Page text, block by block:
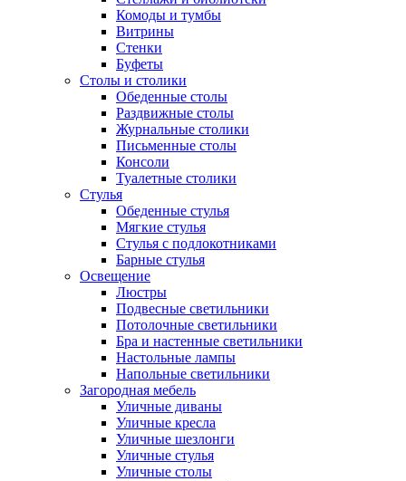
Комоды и тумбы
Витрины
Стенки
Буфеты
Столы и столики
Обеденные столы
Раздвижные столы
Журнальные столики
Письменные столы
Консоли
Туалетные столики
Стулья
Обеденные стулья
Мягкие стулья
Стулья с подлокотниками
Барные стулья
Освещение
Люстры
Подвесные светильники
Потолочные светильники
Бра и настенные светильники
Настольные лампы
Напольные светильники
Загородная мебель
Уличные диваны
Уличные кресла
Уличные шезлонги
Уличные стулья
Уличные столы